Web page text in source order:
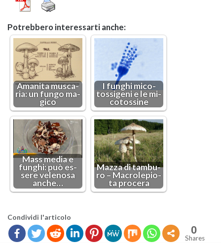
Po­treb­be­ro in­te­res­sar­ti anche:
Ama­ni­ta mu­sca­
ria: un fungo ma­
gi­co
I fun­ghi mi­co­
tos­si­ge­ni e le mi­
co­tos­si­ne
Mass media e
fun­ghi: può es­
se­re ve­le­no­sa
anche…
Mazza di tam­bu­
ro – Ma­cro­le­pio­
ta pro­ce­ra
Con­di­vi­di l'ar­ti­co­lo
0
Shares